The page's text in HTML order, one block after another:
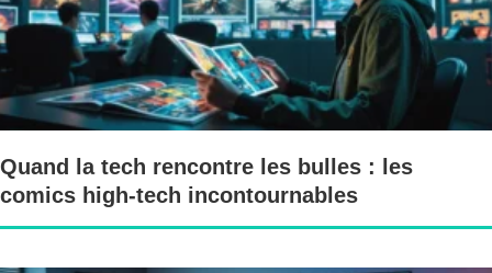
Quand la tech rencontre les bulles : les
comics high-tech incontournables